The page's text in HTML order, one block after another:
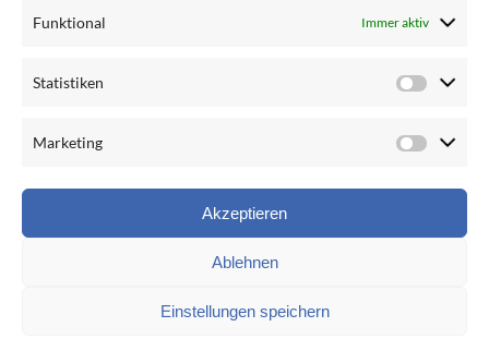
Funktional Immer aktiv
Statistiken
Marketing
Akzeptieren
Ablehnen
Einstellungen speichern
Information
Häufige Fragen
Starke Partner